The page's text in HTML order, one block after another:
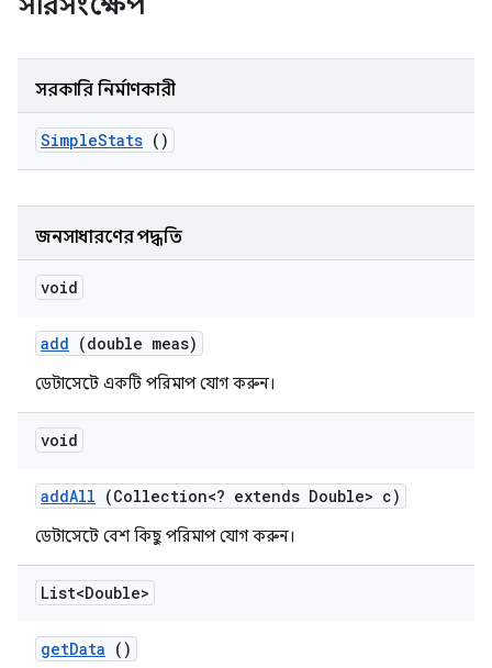
সরকারি নির্মাণকারী
SimpleStats ()
জনসাধারণের পদ্ধতি
void
add (double meas)
ডেটাসেটে একটি পরিমাপ যোগ করুন।
void
addAll (Collection<? extends Double> c)
ডেটাসেটে বেশ কিছু পরিমাপ যোগ করুন।
List<Double>
getData ()